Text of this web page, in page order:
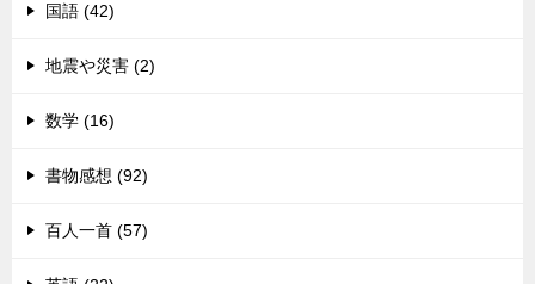
国語 (42)
地震や災害 (2)
数学 (16)
書物感想 (92)
百人一首 (57)